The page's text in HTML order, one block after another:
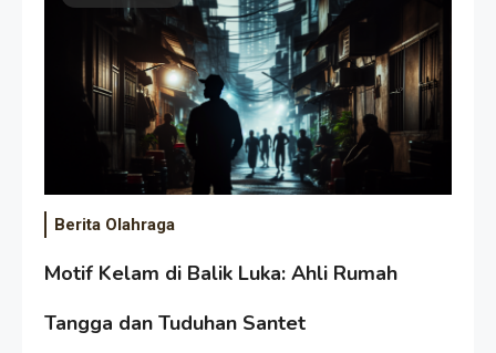
Event Besar
Berita Olahraga
Motif Kelam di Balik Luka: Ahli Rumah
Tangga dan Tuduhan Santet